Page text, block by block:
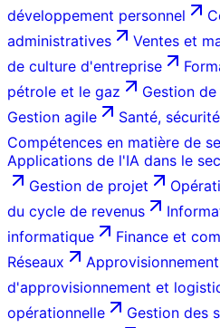
développement personnel
administratives
Ventes et
de culture d'entreprise
pétrole et le gaz
Gestion
Gestion agile
Santé,
Compétences en matière de
Applications de l'IA dans le
Gestion de projet
du cycle de revenus
informatique
Finance et
Réseaux
d'approvisionnement et
opérationnelle
Gestion des